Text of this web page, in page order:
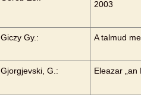
2003
Giczy Gy.: A talmud
Gjorgjevski, G.: Eleazar